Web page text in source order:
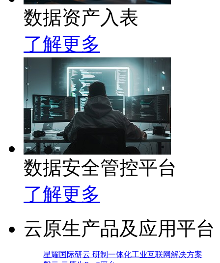
数据资产入表
了解更多
数据安全管控平台
了解更多
云原生产品及应用平台
星耀国际研云 研制一体化工业互联网解决方案